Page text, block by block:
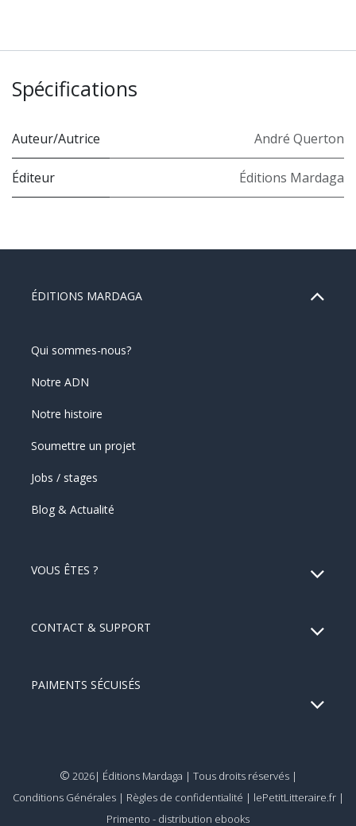
Spécifications
Auteur/Autrice André Querton
Éditeur Éditions Mardaga
ÉDITIONS MARDAGA
Qui sommes-nous?
Notre ADN
Notre histoire
Soumettre un projet
Jobs / stages
Blog & Actualité
VOUS ÊTES ?
CONTACT & SUPPORT
PAIMENTS SÉCUISÉS
© 2026| Éditions Mardaga | Tous droits réservés |
Conditions Générales| Règles de confidentialité | lePetitLitteraire.fr|
Primento - distribution ebooks